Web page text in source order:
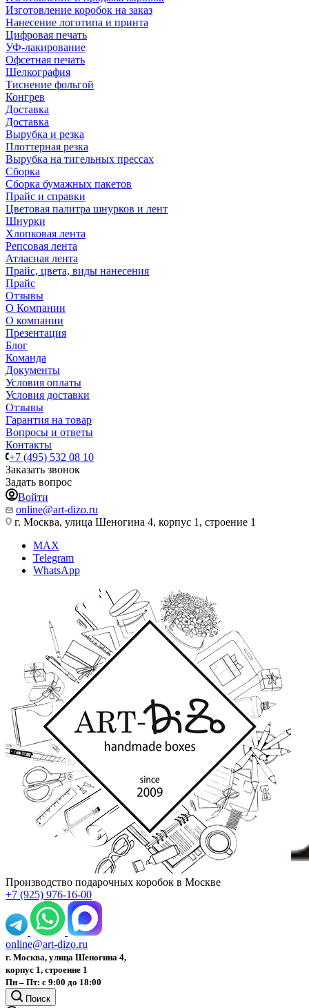
Изготовление коробок на заказ
Нанесение логотипа и принта
Цифровая печать
УФ-лакирование
Офсетная печать
Шелкография
Тиснение фольгой
Конгрев
Доставка
Доставка
Вырубка и резка
Плоттерная резка
Вырубка на тигельных прессах
Сборка
Сборка бумажных пакетов
Прайс и справки
Цветовая палитра шнурков и лент
Шнурки
Хлопковая лента
Репсовая лента
Атласная лента
Прайс, цвета, виды нанесения
Прайс
Отзывы
О Компании
О компании
Презентация
Блог
Команда
Документы
Условия оплаты
Условия доставки
Отзывы
Гарантия на товар
Вопросы и ответы
Контакты
+7 (495) 532 08 10
Заказать звонок
Задать вопрос
Войти
online@art-dizo.ru
г. Москва, улица Шеногина 4, корпус 1, строение 1
MAX
Telegram
WhatsApp
Производство подарочных коробок в Москве
+7 (925) 976-16-00
online@art-dizo.ru
г. Москва, улица Шеногина 4,
корпус 1, строение 1
Пн – Пт: с 9:00 до 18:00
Поиск